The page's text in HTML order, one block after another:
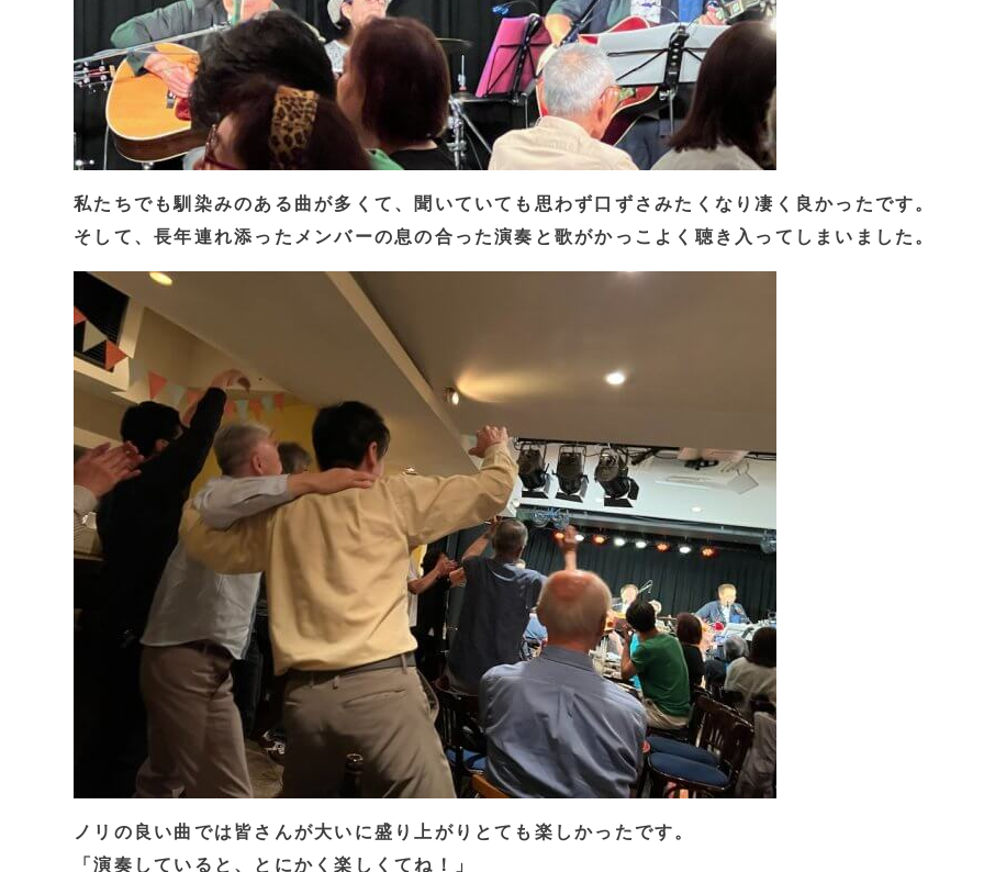
私たちでも馴染みのある曲が多くて、聞いていても思わず口ずさみたくなり凄く良かったです。
そして、長年連れ添ったメンバーの息の合った演奏と歌がかっこよく聴き入ってしまいました。
ノリの良い曲では皆さんが大いに盛り上がりとても楽しかったです。
「演奏していると、とにかく楽しくてね！」